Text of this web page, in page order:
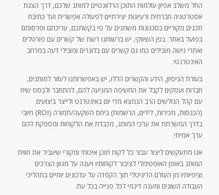
החל משלב אפיון עולמות התוכן הרלוונטיים למותג שלכם, דרך הצגת
אסטרטגיה חברתית ורעיונות יצירתיים לפעולה אפשרית ועד כתיבת
תכנים מקוריים בסגנונות משתנים על פי בקשתכם, עריכתם ופרסומם
בפועל באתר. בפן השיווקי, יש ברשותנו רשת של קשרים עם פורטלים
ואתרי נישה מובילים כמו גם קשרים עם בלוגרים ומובילי דעה במרחב
האינטרנטי.
בעזרת הניסיון, הידע והקשרים הללו, יש באפשרותנו לעזור למותגים,
חברות ועסקים לקבל את החשיפה המגיעה להם, להתחבר ולבסס שיח
עם קהל הגולשים הרב הנמצא מדי יום באינטרנט ולייצר ביצועים
(הכנסות, מכירות, לידים, הרשמות) ביחס השקעה/תמורה (ROI) חיובי
בדרך המשרתת את ערכי המותג, מכבדת את הלקוחות ומספקת להם
ערך אמיתי.
אנו מתעקשים ליצור עבור כל לקוח תוכן איכותי ומקורי שיעביר את חווית
המותג באופן האופטימלי לציבור לקוחותיו ויענה על מגוון הצרכים
וציפיותיו מן העולם הדיגיטלי תוך הקפדה על עדכונים יומיים בתהליכי
העבודה השונים ומענה דינמי לכל פנייה בכל עת.